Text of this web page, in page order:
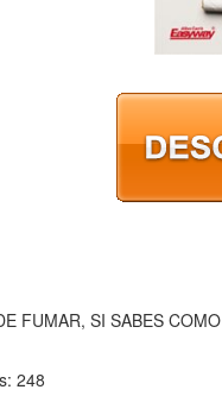
FUMAR, SI SABES COMO
248